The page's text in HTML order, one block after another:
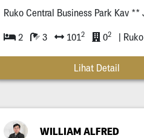
2 3 1012 02 | Ruko
Lihat Detail
WILLIAM ALFRED